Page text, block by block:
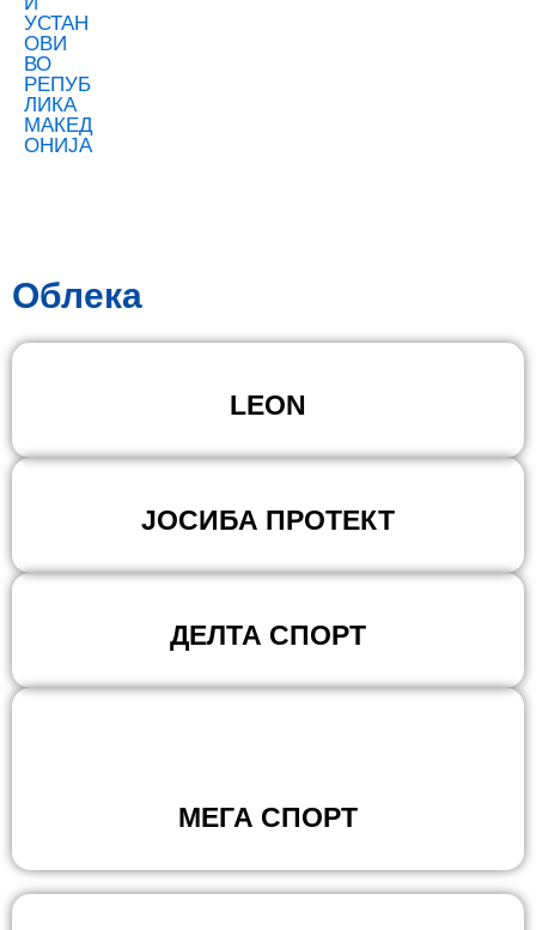
Облека
LEON
ЈОСИБА ПРОТЕКТ
ДЕЛТА СПОРТ
МЕГА СПОРТ